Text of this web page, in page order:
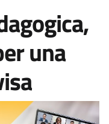
una